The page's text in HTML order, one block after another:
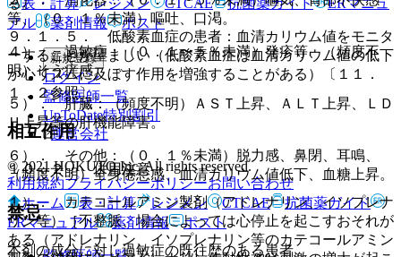
る。
９．１．５． 低酸素血症の患者：血清カリウム値をモニタ
ーすることが望ましい（低酸素血症は血清カリウム値の低下
が心リズムに及ぼす作用を増強することがある）〔１１．
１．２参照〕。
相互作用
１０．２． 併用注意：
１）． カテコールアミン製剤（アドレナリン、イソプレナ
リン等）［不整脈、場合によっては心停止を起こすおそれが
ある（アドレナリン、イソプレナリン等のカテコールアミン
等、（０．１％未満）嘔吐、口渇。
４）． 過敏症：（０．１〜５％未満）発疹等、（頻度不
明）そう痒感。
５）． 肝臓：（頻度不明）ＡＳＴ上昇、ＡＬＴ上昇、ＬＤ
Ｈ上昇等の肝機能障害。
６）． その他：（０．１％未満）脱力感、鼻閉、耳鳴、
（頻度不明）全身倦怠感、血清カリウム値低下、血糖上昇。
禁忌
本剤の成分に対し過敏症の既往歴のある患者。
アル
薬剤情報 ポスト
新規登録
ログイン
監修医師一覧
UpToDate特別割引
運営会社
© 2021 HOKUTO Inc. All rights reserved.
利用規約プライバシーポリシーお問い合わせ
ホーム
表・計算 レジメン CTCAE
抗菌薬ガイド
ERマニュアル
薬剤情報 ポスト